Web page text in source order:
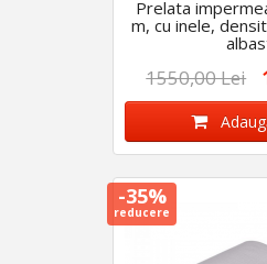
Prelata
m, cu inele,
1550,00 Lei
-35%
reducere